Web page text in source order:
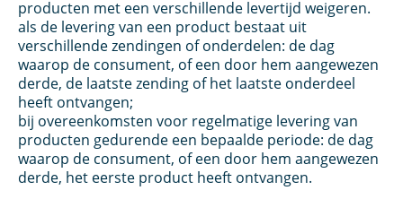
producten met een verschillende levertijd weigeren.
als de levering van een product bestaat uit
verschillende zendingen of onderdelen: de dag
waarop de consument, of een door hem aangewezen
derde, de laatste zending of het laatste onderdeel
heeft ontvangen;
bij overeenkomsten voor regelmatige levering van
producten gedurende een bepaalde periode: de dag
waarop de consument, of een door hem aangewezen
derde, het eerste product heeft ontvangen.